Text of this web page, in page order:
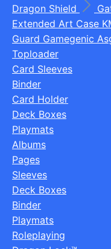
Dragon Shield
Extended Art Case
Guard Gamegenic
Toploader
Card Sleeves
Binder
Card Holder
Deck Boxes
Playmats
Albums
Pages
Sleeves
Deck Boxes
Binder
Playmats
Roleplaying